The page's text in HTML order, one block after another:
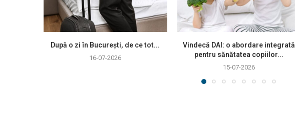
După o zi în București, de ce tot...
16-07-2026
Vindecă DAI: o abordare integrată
pentru sănătatea copiilor...
15-07-2026